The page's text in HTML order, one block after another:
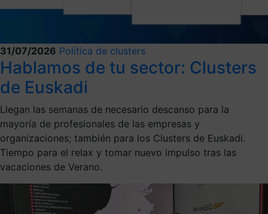
31/07/2026 Política de clusters
Hablamos de tu sector: Clusters
de Euskadi
Llegan las semanas de necesario descanso para la
mayoría de profesionales de las empresas y
organizaciones; también para los Clusters de Euskadi.
Tiempo para el relax y tomar nuevo impulso tras las
vacaciones de Verano.